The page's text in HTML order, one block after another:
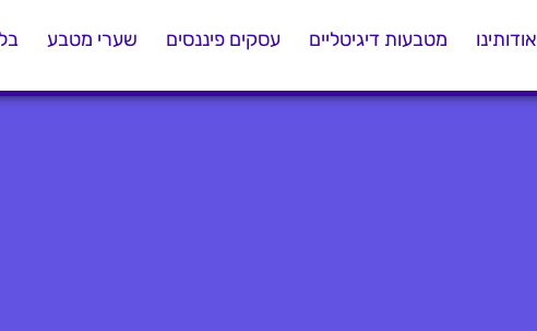
אודותינו מטבעות דיגיטליים עסקים פיננסים שערי מטבע